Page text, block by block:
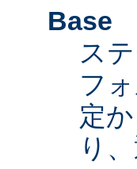
Base
ス
フ
定
り